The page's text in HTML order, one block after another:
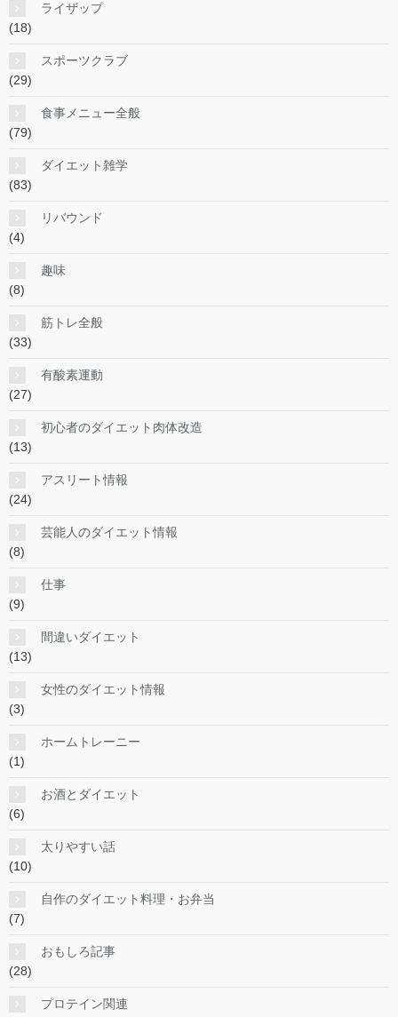
ライザップ
(18)
スポーツクラブ
(29)
食事メニュー全般
(79)
ダイエット雑学
(83)
リバウンド
(4)
趣味
(8)
筋トレ全般
(33)
有酸素運動
(27)
初心者のダイエット肉体改造
(13)
アスリート情報
(24)
芸能人のダイエット情報
(8)
仕事
(9)
間違いダイエット
(13)
女性のダイエット情報
(3)
ホームトレーニー
(1)
お酒とダイエット
(6)
太りやすい話
(10)
自作のダイエット料理・お弁当
(7)
おもしろ記事
(28)
プロテイン関連